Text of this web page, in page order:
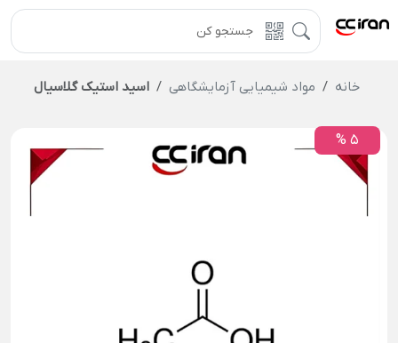
خانه مواد شیمیایی آزمایشگاهی اسید استیک گلاسیال
5 %